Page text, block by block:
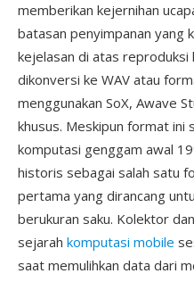
memberikan kejernihan
batasan penyimpanan yang
kejelasan di atas reproduksi
dikonversi ke WAV atau
menggunakan SoX, Awave
khusus. Meskipun format ini
komputasi genggam awal
historis sebagai salah satu
pertama yang dirancang
berukuran saku. Kolektor
sejarah komputasi mobile
saat memulihkan data dari